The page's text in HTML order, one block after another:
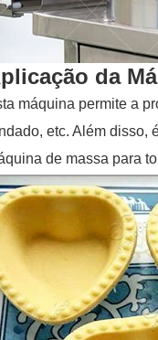
da
máquina permite a
etc. Além disso,
de massa para